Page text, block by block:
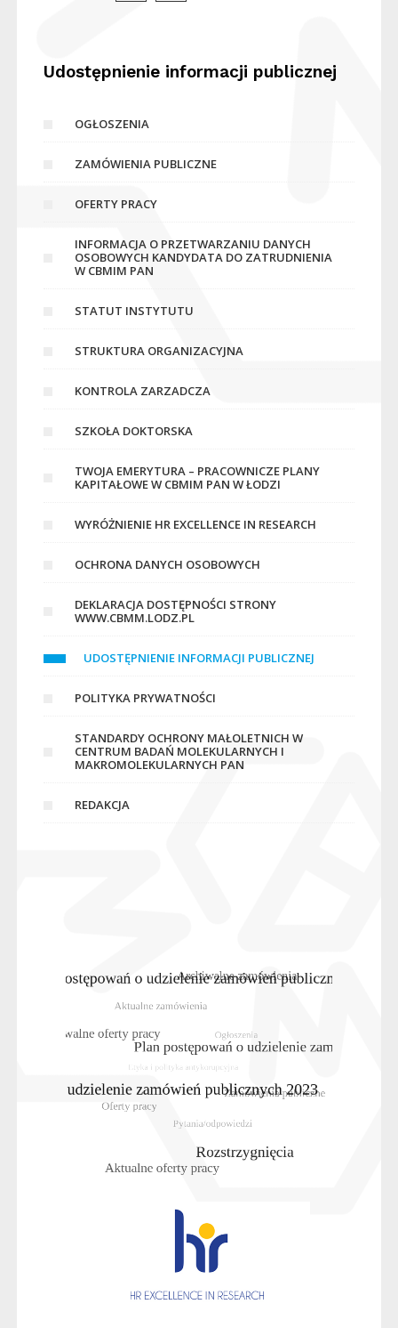
Udostępnienie informacji publicznej
OGŁOSZENIA
ZAMÓWIENIA PUBLICZNE
OFERTY PRACY
INFORMACJA O PRZETWARZANIU DANYCH
OSOBOWYCH KANDYDATA DO ZATRUDNIENIA
W CBMIM PAN
STATUT INSTYTUTU
STRUKTURA ORGANIZACYJNA
KONTROLA ZARZADCZA
SZKOŁA DOKTORSKA
TWOJA EMERYTURA – PRACOWNICZE PLANY
KAPITAŁOWE W CBMIM PAN W ŁODZI
WYRÓŻNIENIE HR EXCELLENCE IN RESEARCH
OCHRONA DANYCH OSOBOWYCH
DEKLARACJA DOSTĘPNOŚCI STRONY
WWW.CBMM.LODZ.PL
UDOSTĘPNIENIE INFORMACJI PUBLICZNEJ
POLITYKA PRYWATNOŚCI
STANDARDY OCHRONY MAŁOLETNICH W
CENTRUM BADAŃ MOLEKULARNYCH I
MAKROMOLEKULARNYCH PAN
REDAKCJA